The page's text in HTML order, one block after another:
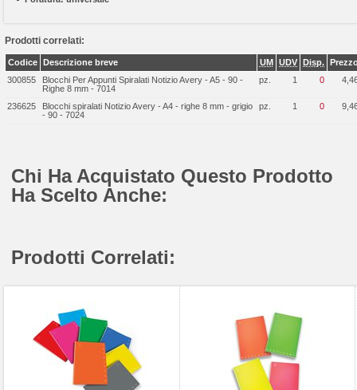
Prodotti correlati:
Codice Descrizione breve UM UDV Disp.
300855
Blocchi Per Appunti Spiralati Notizio Avery - A5 - 90 -
Righe 8 mm - 7014
pz. 1 0
236625
Blocchi spiralati Notizio Avery - A4 - righe 8 mm - grigio
- 90 - 7024
pz. 1 0
Chi Ha Acquistato Questo Prodotto
Ha Scelto Anche:
Prodotti Correlati: